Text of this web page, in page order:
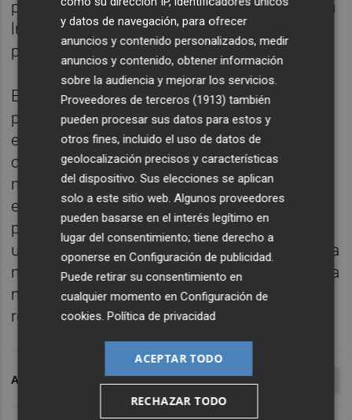
prórroga del estado de alarma de un mes, en
lugar de los 15 días habituales que venía
proponiendo el Ejecutivo.
El líder del PP, Pablo Casado, ya avanzó a la
propia Calvo en una conversación telefónica
este lunes pasado que su grupo votaría en
contra de esta prórroga. Los 'populares' se
muestran contrarios a seguir ampliando el
estado de alarma y han propuesto un
paquete de medidas alternativo que incluye
un plan de desescalada jurídica que apunta a
más de media docena de leyes para limitar la
movilidad de los ciudadanos sin tener que
recurrir a la alarma.
ARCHIVADO EN CARMEN CALVO COVID-19 CORONAVIRUS
y datos de navegación, para ofrecer
anuncios y contenido personalizados, medir
anuncios y contenido, obtener información
sobre la audiencia y mejorar los servicios.
Proveedores de terceros (1913) también
pueden procesar sus datos para estos y
otros fines, incluido el uso de datos de
geolocalización precisos y características
del dispositivo. Sus elecciones se aplican
solo a este sitio web. Algunos proveedores
pueden basarse en el interés legítimo en
lugar del consentimiento; tiene derecho a
oponerse enConfiguración de publicidad
Puede retirar su consentimiento en
cualquier momento enConfiguración de
cookies .Política de privacidad
ACEPTAR TODO
RECHAZAR TODO